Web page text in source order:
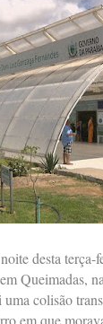
desta
Queimadas,
colisão
em que